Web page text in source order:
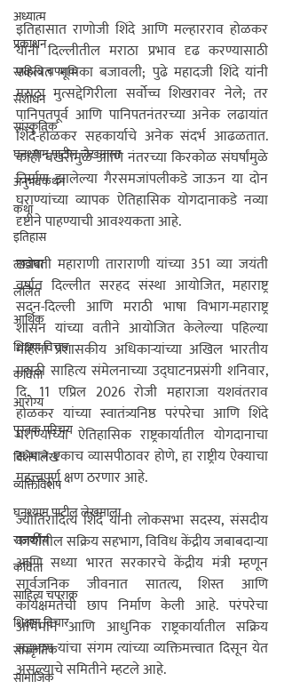
अध्यात्म
प्रकाशन
साहित्य चपराक
संशोधन
सांस्कृतिक
घनश्याम पाटील लेखमाला
अनुभवकथन
कथा
इतिहास
लाडोबा
ललित
आर्थिक
शिक्षण विचार
कविता
आरोग्य
पुस्तक परिचय
विशेष लेख
व्यक्तिविशेष
घनश्याम पाटील लेखमाला
राजकीय
कविता
साहित्य चपराक
शिक्षण विचार
सांस्कृतिक
सामाजिक
इतिहासात राणोजी शिंदे आणि मल्हारराव होळकर
यांनी दिल्लीतील मराठा प्रभाव दृढ करण्यासाठी
एकत्रित भूमिका बजावली; पुढे महादजी शिंदे यांनी
मराठा मुत्सद्देगिरीला सर्वोच्च शिखरावर नेले; तर
पानिपतपूर्व आणि पानिपतनंतरच्या अनेक लढायांत
शिंदे-होळकर सहकार्याचे अनेक संदर्भ आढळतात.
काही बखरींमुळे आणि नंतरच्या किरकोळ संघर्षांमुळे
निर्माण झालेल्या गैरसमजांपलीकडे जाऊन या दोन
घराण्यांच्या व्यापक ऐतिहासिक योगदानाकडे नव्या
दृष्टीने पाहण्याची आवश्यकता आहे.
छत्रपती महाराणी ताराराणी यांच्या 351 व्या जयंती
वर्षात दिल्लीत सरहद संस्था आयोजित, महाराष्ट्र
सदन-दिल्ली आणि मराठी भाषा विभाग-महाराष्ट्र
शासन यांच्या वतीने आयोजित केलेल्या पहिल्या
महिला प्रशासकीय अधिकाऱ्यांच्या अखिल भारतीय
मराठी साहित्य संमेलनाच्या उद्घाटनप्रसंगी शनिवार,
दि. 11 एप्रिल 2026 रोजी महाराजा यशवंतराव
होळकर यांच्या स्वातंत्र्यनिष्ठ परंपरेचा आणि शिंदे
घराण्याच्या ऐतिहासिक राष्ट्रकार्यातील योगदानाचा
सन्मान एकाच व्यासपीठावर होणे, हा राष्ट्रीय ऐक्याचा
महत्त्वपूर्ण क्षण ठरणार आहे.
ज्योतिरादित्य शिंदे यांनी लोकसभा सदस्य, संसदीय
कार्यातील सक्रिय सहभाग, विविध केंद्रीय जबाबदाऱ्या
आणि सध्या भारत सरकारचे केंद्रीय मंत्री म्हणून
सार्वजनिक जीवनात सातत्य, शिस्त आणि
कार्यक्षमतेची छाप निर्माण केली आहे. परंपरेचा
अभिमान आणि आधुनिक राष्ट्रकार्यातील सक्रिय
सहभाग यांचा संगम त्यांच्या व्यक्तिमत्त्वात दिसून येत
असल्याचे समितीने म्हटले आहे.